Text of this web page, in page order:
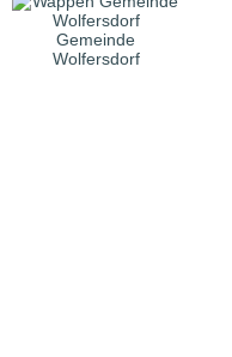
Gemeinde
Wolfersdorf